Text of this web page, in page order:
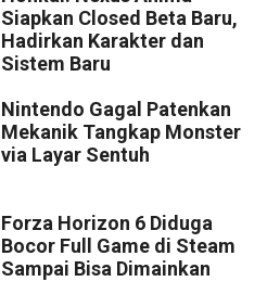
Siapkan Closed Beta Baru,
Hadirkan Karakter dan
Sistem Baru
Nintendo Gagal Patenkan
Mekanik Tangkap Monster
via Layar Sentuh
Forza Horizon 6 Diduga
Bocor Full Game di Steam
Sampai Bisa Dimainkan